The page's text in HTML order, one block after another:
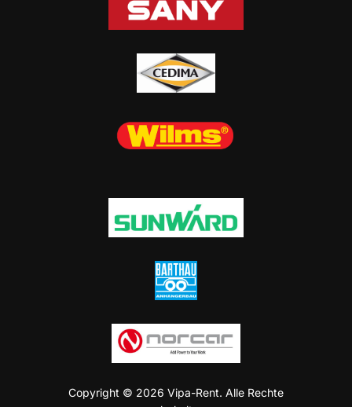
Copyright © 2026 Vipa-Rent. Alle Rechte